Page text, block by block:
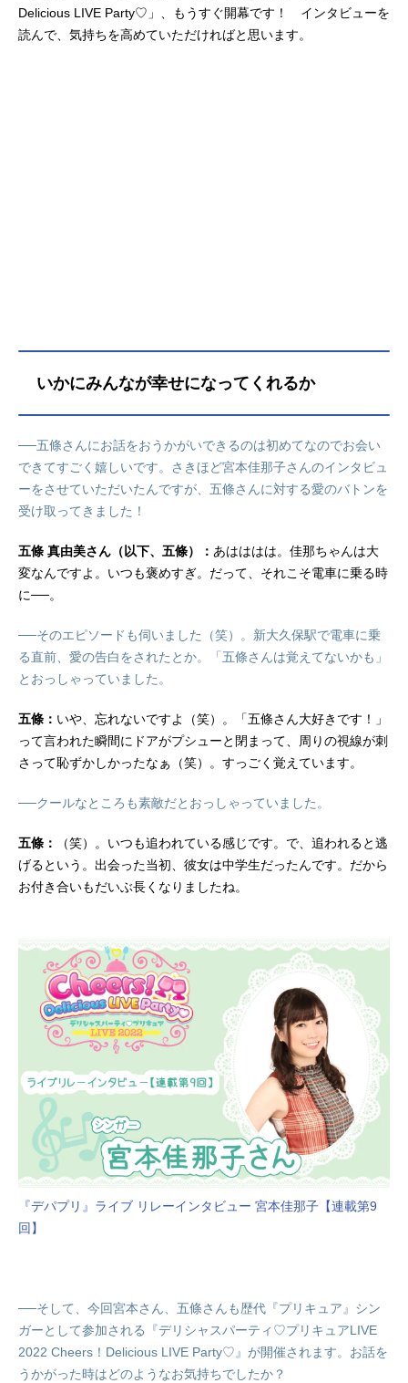
Delicious LIVE Party♡」、もうすぐ開幕です！ インタビューを
読んで、気持ちを高めていただければと思います。
いかにみんなが幸せになってくれるか
──五條さんにお話をおうかがいできるのは初めてなのでお会い
できてすごく嬉しいです。さきほど宮本佳那子さんのインタビュ
ーをさせていただいたんですが、五條さんに対する愛のバトンを
受け取ってきました！
五條 真由美さん（以下、五條）： あはははは。佳那ちゃんは大
変なんですよ。いつも褒めすぎ。だって、それこそ電車に乗る時
に──。
──そのエピソードも伺いました（笑）。新大久保駅で電車に乗
る直前、愛の告白をされたとか。「五條さんは覚えてないかも」
とおっしゃっていました。
五條： いや、忘れないですよ（笑）。「五條さん大好きです！」
って言われた瞬間にドアがプシューと閉まって、周りの視線が刺
さって恥ずかしかったなぁ（笑）。すっごく覚えています。
──クールなところも素敵だとおっしゃっていました。
五條：
（笑）。いつも追われている感じです。で、追われると逃
げるという。出会った当初、彼女は中学生だったんです。だから
お付き合いもだいぶ長くなりましたね。
『デパプリ』ライブ リレーインタビュー 宮本佳那子【連載第9
回】
──そして、今回宮本さん、五條さんも歴代『プリキュア』シン
ガーとして参加される『デリシャスパーティ♡プリキュアLIVE
2022 Cheers！Delicious LIVE Party♡』が開催されます。お話を
うかがった時はどのようなお気持ちでしたか？